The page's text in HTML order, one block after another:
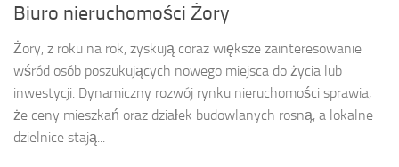
Biuro nieruchomości Żory
Żory, z roku na rok, zyskują coraz większe zainteresowanie
wśród osób poszukujących nowego miejsca do życia lub
inwestycji. Dynamiczny rozwój rynku nieruchomości sprawia,
że ceny mieszkań oraz działek budowlanych rosną, a lokalne
dzielnice stają...